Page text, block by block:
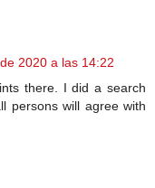
2020 a las 14:22
there. I did a search
persons will agree with